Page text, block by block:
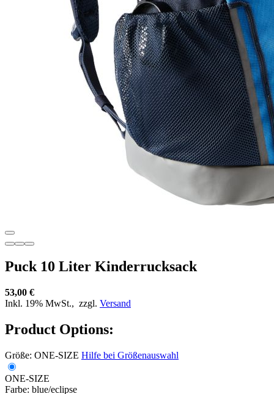
Puck 10 Liter Kinderrucksack
53,00 €
Inkl. 19% MwSt., zzgl. Versand
Product Options:
Größe: ONE-SIZE Hilfe bei Größenauswahl
ONE-SIZE
Farbe: blue/eclipse